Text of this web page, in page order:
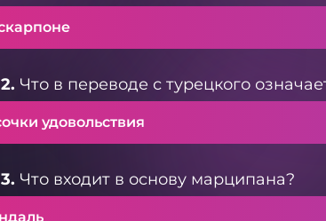
Что в переводе с турецкого
удовольствия
Что входит в основу марципана?